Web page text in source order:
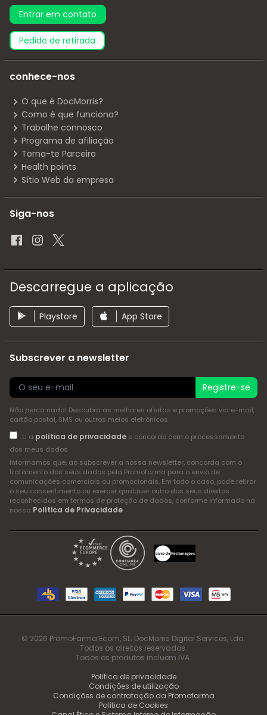
Entrar em contato
pedido de retirada
conhece-nos
O que é DocMorris?
Como é que funciona?
Trabalhe connosco
Programa de afiliação
Torna-te Parceiro
Health points
Sítio Web da empresa
Siga-nos
Descarregue a aplicação
Playstore App Store
Subscrever a newsletter
Registre-se
Não perca nada! Descubra as melhores ofertas e promoções via e-mail,
cartão postal, SMS ou outros meios eletrónicos
Li a política de privacidadee concordo com o processamento
dos meus dados
Informamos que, ao subscrever a nossa newsletter, concorda com o
tratamento dos seus dados pela Promofarma para o envio de
comunicações comerciais ou promocionais. Em todo o caso, pode retirar
o seu consentimento ou exercer qualquer outro dos seus direitos
reconhecidos em termos de proteção de dados, conforme informado na
nossa Política de Privacidade.
© 2026 PromoFarma Ecom, SL. DocMorris Digital Services, Lda.
Todos os direitos reservados.
Todos os produtos incluem IVA.
Política de privacidade
Condições de utilização
Condições de contratação da Promofarma
Política de Cookies